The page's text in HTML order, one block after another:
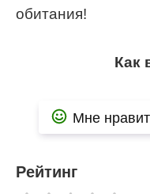
обитания!
Как
Мне
Рейтинг